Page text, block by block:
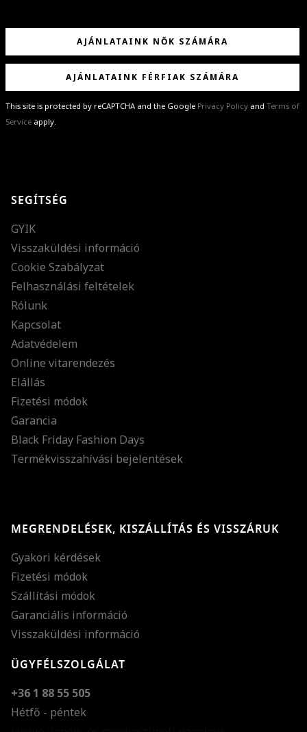
AJÁNLATAINK NŐK SZÁMÁRA
AJÁNLATAINK FÉRFIAK SZÁMÁRA
This site is protected by reCAPTCHA and the Google Privacy Policy and Terms of
Service apply.
különleges ajánlatainkat és stílustippjeinket!
SEGÍTSÉG
GYIK
Visszaküldési információ
Cookie Szabályzat
Felhasználási feltételek
Rólunk
Kapcsolat
Adatvédelem
Online vitarendezés
Elállás
Fizetési módok
Garancia
Black Friday Fashion Days
Termékvisszahívási bejelentések
MEGRENDELÉSEK, KISZÁLLÍTÁS ÉS VISSZÁRUK
Gyakori kérdések
Fizetési módok
Szállítási módok
Garanciális információ
Visszaküldési információ
ÜGYFÉLSZOLGÁLAT
+36 1 88 55 505
Hétfő - péntek